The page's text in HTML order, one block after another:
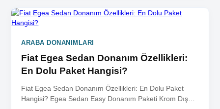
ARABA DONANIMLARI
Fiat Egea Sedan Donanım Özellikleri:
En Dolu Paket Hangisi?
Fiat Egea Sedan Donanım Özellikleri: En Dolu Paket
Hangisi? Egea Sedan Easy Donanım Paketi Krom Dış